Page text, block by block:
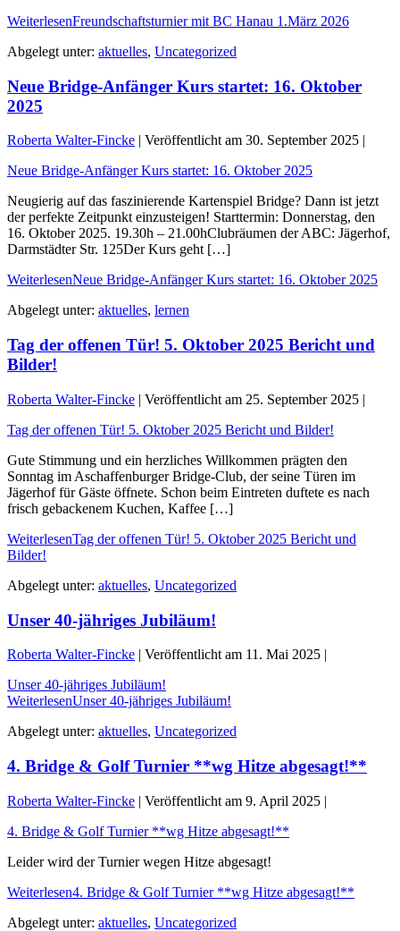
WeiterlesenFreundschaftsturnier mit BC Hanau 1.März 2026
Abgelegt unter: aktuelles, Uncategorized
Neue Bridge-Anfänger Kurs startet: 16. Oktober
2025
Roberta Walter-Fincke Veröffentlicht am 30. September 2025
Neue Bridge-Anfänger Kurs startet: 16. Oktober 2025
Neugierig auf das faszinierende Kartenspiel Bridge? Dann ist jetzt
der perfekte Zeitpunkt einzusteigen! Starttermin: Donnerstag, den
16. Oktober 2025. 19.30h – 21.00hClubräumen der ABC: Jägerhof,
Darmstädter Str. 125Der Kurs geht […]
WeiterlesenNeue Bridge-Anfänger Kurs startet: 16. Oktober 2025
Abgelegt unter: aktuelles, lernen
Tag der offenen Tür! 5. Oktober 2025 Bericht und
Bilder!
Roberta Walter-Fincke | Veröffentlicht am 25. September 2025 |
Tag der offenen Tür! 5. Oktober 2025 Bericht und Bilder!
Gute Stimmung und ein herzliches Willkommen prägten den
Sonntag im Aschaffenburger Bridge-Club, der seine Türen im
Jägerhof für Gäste öffnete. Schon beim Eintreten duftete es nach
frisch gebackenem Kuchen, Kaffee […]
WeiterlesenTag der offenen Tür! 5. Oktober 2025 Bericht und
Bilder!
Abgelegt unter: aktuelles, Uncategorized
Unser 40-jähriges Jubiläum!
Roberta Walter-Fincke | Veröffentlicht am 11. Mai 2025 |
Unser 40-jähriges Jubiläum!
WeiterlesenUnser 40-jähriges Jubiläum!
Abgelegt unter: aktuelles, Uncategorized
4. Bridge & Golf Turnier **wg Hitze abgesagt!**
Roberta Walter-Fincke | Veröffentlicht am 9. April 2025 |
4. Bridge & Golf Turnier **wg Hitze abgesagt!**
Leider wird der Turnier wegen Hitze abgesagt!
Weiterlesen4. Bridge & Golf Turnier **wg Hitze abgesagt!**
Abgelegt unter: aktuelles, Uncategorized